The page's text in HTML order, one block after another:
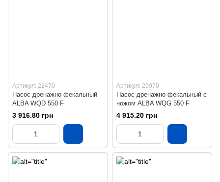
Артикул: 22470
Насос дренажно фекальный
ALBA WQD 550 F
3 916.80 грн
Артикул: 29970
Насос дренажно фекальный с
ножом ALBA WQG 550 F
4 915.20 грн